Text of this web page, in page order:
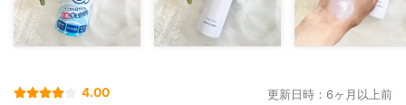
4.00 更新日時：6ヶ月以上前